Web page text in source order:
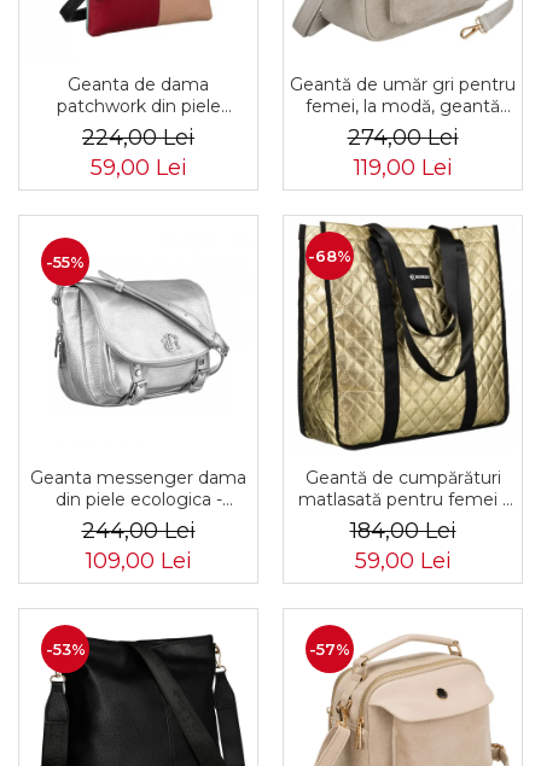
Geanta de dama
patchwork din piele
naturala PTR-1718-SKL-
6922 MULTI
224,00 Lei
59,00 Lei
Geantă de umăr gri pentru
femei, la modă, geantă
mică urbană cu fermoar,
piele ecologică - Peterson
PTR-PTN MX02-P-7700
274,00 Lei
119,00 Lei
-55%
Geanta messenger dama
din piele ecologica -
Rovicky PTR-R-TOR-ALE-
2-3776 SIL
244,00 Lei
109,00 Lei
-68%
Geantă de cumpărături
matlasată pentru femei -
Rovicky PTR-RSPV-001P-
5277 GOLD
184,00 Lei
59,00 Lei
-53% -57%